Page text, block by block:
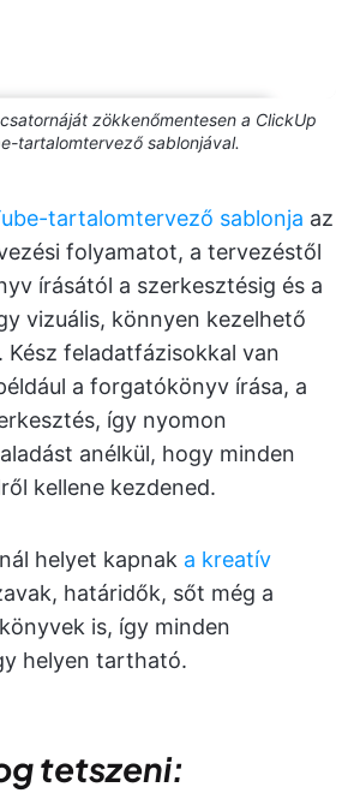
zökkenőmentesen a ClickUp
tartalomtervező sablonjával.
tartalomtervező sablonja az
folyamatot, a tervezéstől
írásától a szerkesztésig és a
vizuális, könnyen kezelhető
Kész feladatfázisokkal van
a forgatókönyv írása, a
így nyomon
anélkül, hogy minden
kellene kezdened.
helyet kapnak a kreatív
határidők, sőt még a
is, így minden
helyen tartható.
tetszeni: